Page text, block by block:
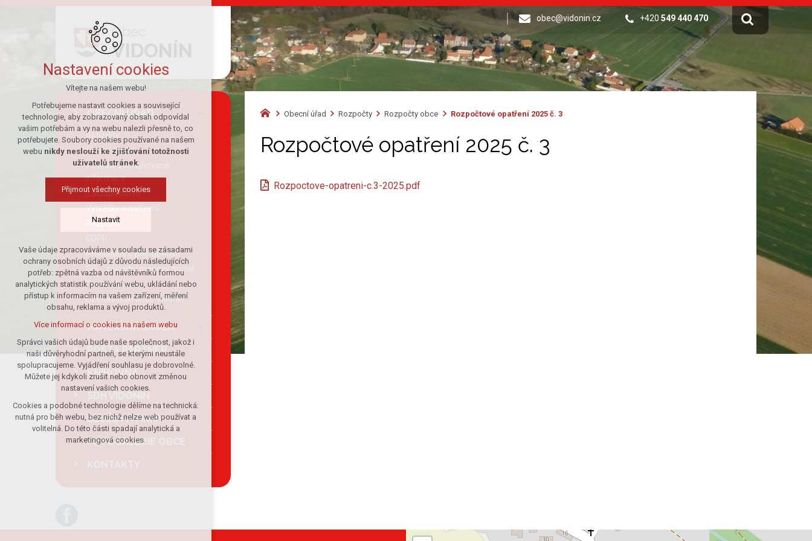
Obec
VIDONÍN
obec@vidonin.cz +420 549 440 470
Obecní úřad Rozpočty Rozpočty obce Rozpočtové opatření 2025 č. 3
Rozpočtové opatření 2025 č. 3
Rozpoctove-opatreni-c.3-2025.pdf
OBECNÍ ÚŘAD
Aktuality
Úřední deska
Povinně zveřejňované
informace
Zastupitelstvo
Vyhlášky a nařízení
Rozpočty
Prohlášení o přístupnosti
GIS - základní mapový portál
Portál občana
Územní plán obce Vidonín
MATEŘSKÁ ŠKOLA
POŠTA PARTNER
KNIHOVNA
SLUŽBY A FIRMY
FOTOGALERIE OBCE
Nastavení cookies
Vítejte na našem webu!
Potřebujeme nastavit cookies a související
technologie, aby zobrazovaný obsah odpovídal
vašim potřebám a vy na webu nalezli přesně to, co
potřebujete. Soubory cookies používané na našem
webu nikdy neslouží ke zjišťování totožnosti
uživatelů stránek.
Přijmout všechny cookies
Nastavit
Technická cookies
nutná pro provozování webu
udržení kontextu stránek (session):
případná přihlášení, volby jazyka, apod.
Volitelná cookies
analytická pro anonymizované
vyhodnocení návštěvnosti
marketingová cookies (Google)
Více informací o cookies na našem webu
Přijmout všechny cookies
Odmítnout vše
Vaše údaje zpracováváme v souladu se zásadami
ochrany osobních údajů z důvodu následujících
potřeb: zpětná vazba od návštěvníků formou
analytických statistik používání webu, ukládání nebo
přístup k informacím na vašem zařízení, měření
obsahu, reklama a vývoj produktů.
Více informací o cookies na našem webu
Správci vašich údajů bude naše společnost, jakož i
naši důvěryhodní partneři, se kterými neustále
spolupracujeme. Vyjádření souhlasu je dobrovolné.
Můžete jej kdykoli zrušit nebo obnovit změnou
nastavení vašich cookies.
Cookies a podobné technologie dělíme na technická:
nutná pro běh webu, bez nichž nelze web používat a
volitelná. Do této části spadají analytická a
marketingová cookies.